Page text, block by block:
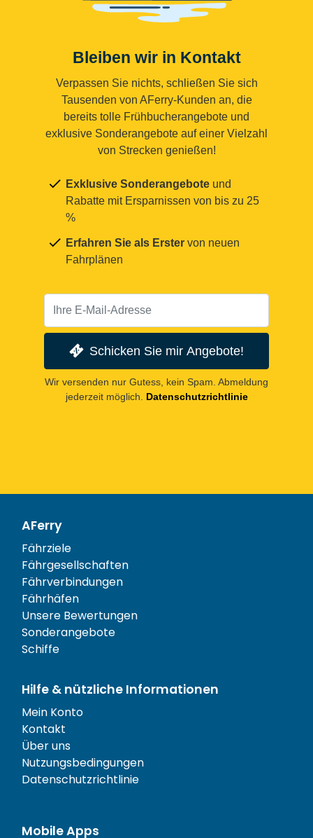
Bleiben wir in Kontakt
Verpassen Sie nichts, schließen Sie sich
Tausenden von AFerry-Kunden an, die
bereits tolle Frühbucherangebote und
exklusive Sonderangebote auf einer Vielzahl
von Strecken genießen!
Exklusive Sonderangebote und
Rabatte mit Ersparnissen von bis zu 25
%
Erfahren Sie als Erster von neuen
Fahrplänen
Schicken Sie mir Angebote!
Wir versenden nur Gutess, kein Spam. Abmeldung
jederzeit möglich.
Datenschutzrichtlinie
AFerry
Fährziele
Fährgesellschaften
Fährverbindungen
Fährhäfen
Unsere Bewertungen
Sonderangebote
Schiffe
Hilfe & nützliche Informationen
Mein Konto
Kontakt
Über uns
Nutzungsbedingungen
Datenschutzrichtlinie
Mobile Apps